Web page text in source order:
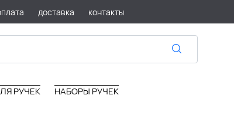
доставка контакты
РУЧЕК НАБОРЫ РУЧЕК